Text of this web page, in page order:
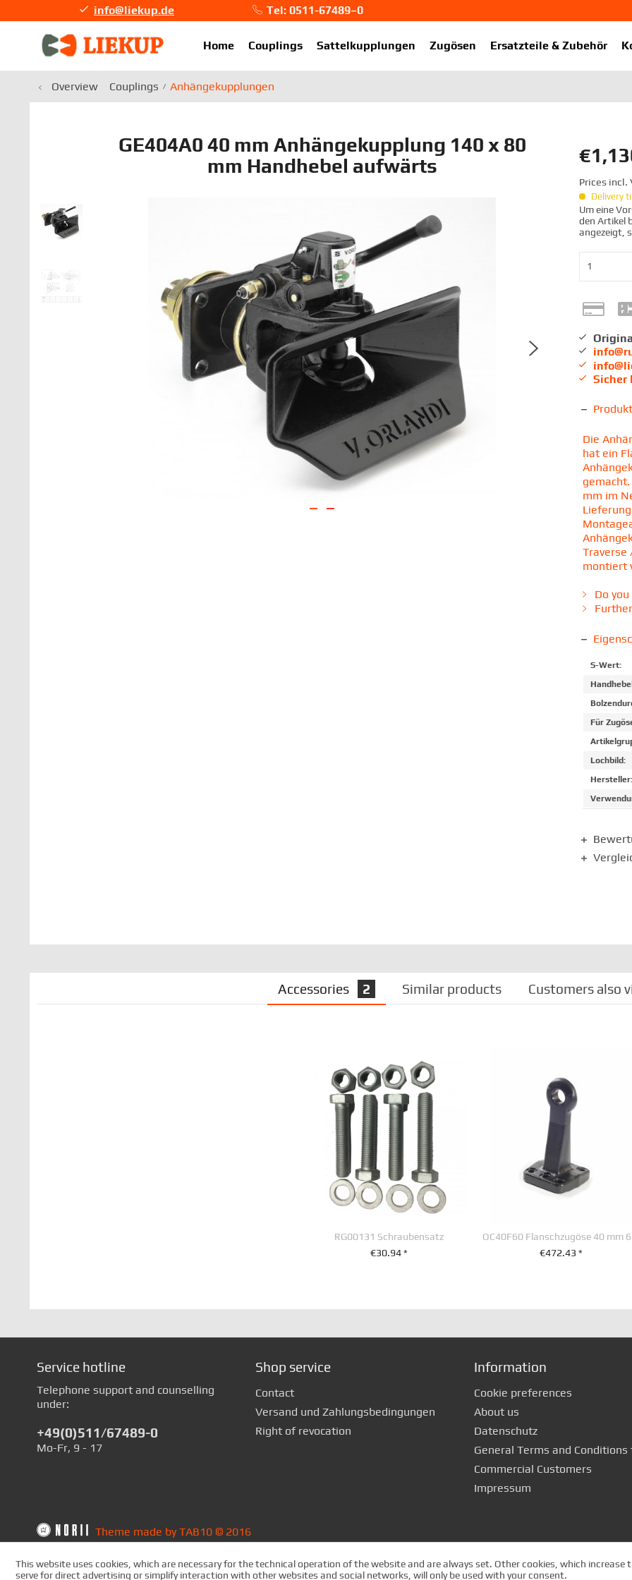
info@liekup.de
Tel: 0511-67489–0
Home
Couplings Sattelkupplungen Zugösen Ersatzteile & Zubehör
Overview Couplings Anhängekupplungen
GE404A0 40 mm Anhängekupplung 140 x 80
mm Handhebel aufwärts
Prices incl.
Delivery
Um eine
den Artikel
angezeigt,
Sicher
Die
hat ein
mm im
Traverse
montiert
Do
S-Wert:
Für
Lochbild:
Hersteller:
Accessories 2 Similar products Customers also
RG00131 Schraubensatz
€30.94 *
€472.43 *
Service hotline
Telephone support and counselling
under:
+49(0)511/67489-0
Mo-Fr, 9 - 17
Shop service
Contact
Versand und Zahlungsbedingungen
Right of revocation
Information
Cookie preferences
About us
Datenschutz
General Terms and Conditions
Commercial Customers
Impressum
Theme made by TAB10 © 2016
This website uses cookies, which are necessary for the technical operation of the website and are always set. Other cookies, which increase
serve for direct advertising or simplify interaction with other websites and social networks, will only be used with your consent.